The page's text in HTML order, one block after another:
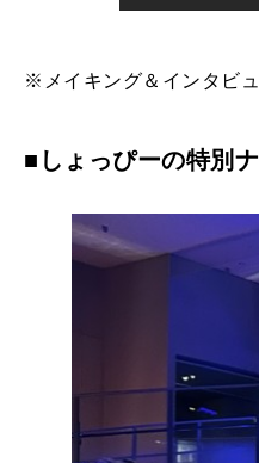
※メイキング＆インタビ
■しょっぴーの特別